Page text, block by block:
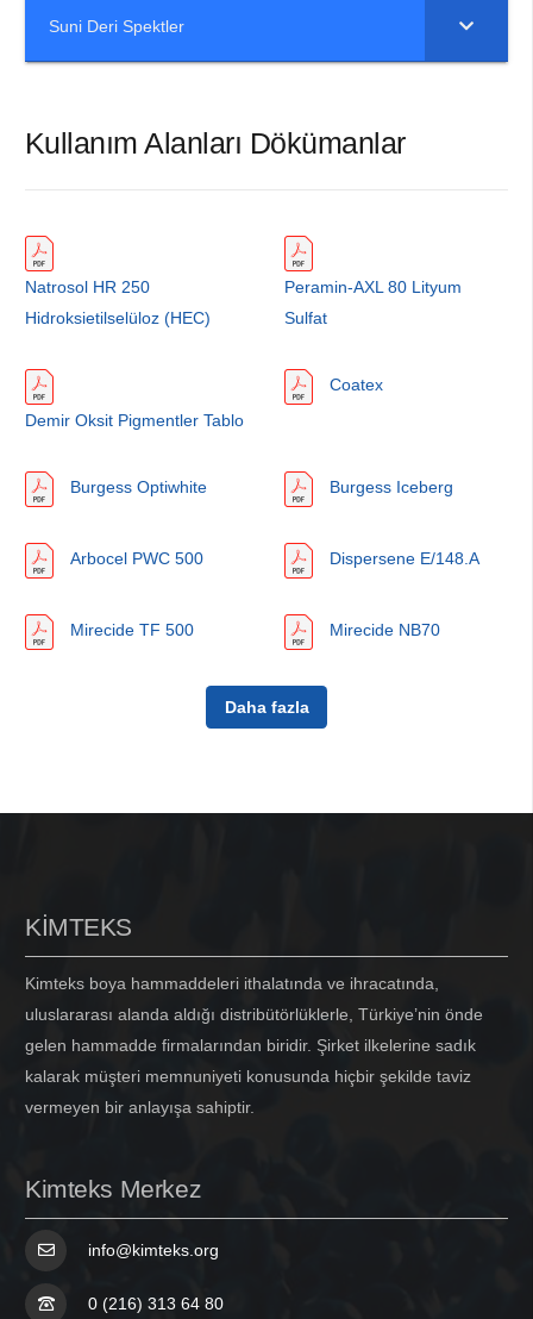
Suni Deri Spektler
Kullanım Alanları Dökümanlar
Natrosol HR 250
Hidroksietilselüloz (HEC)
Peramin-AXL 80 Lityum
Sulfat
Demir Oksit Pigmentler Tablo
Coatex
Burgess Optiwhite Burgess Iceberg
Arbocel PWC 500 Dispersene E/148.A
Mirecide TF 500 Mirecide NB70
Daha fazla
KİMTEKS
Kimteks boya hammaddeleri ithalatında ve ihracatında,
uluslararası alanda aldığı distribütörlüklerle, Türkiye’nin önde
gelen hammadde firmalarından biridir. Şirket ilkelerine sadık
kalarak müşteri memnuniyeti konusunda hiçbir şekilde taviz
vermeyen bir anlayışa sahiptir.
Kimteks Merkez
info@kimteks.org
0 (216) 313 64 80